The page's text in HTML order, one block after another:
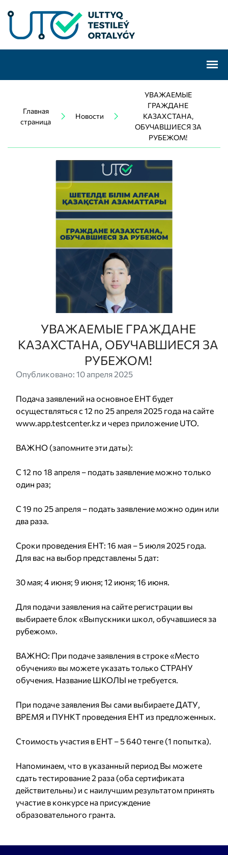
Главная
страница
Новости
УВАЖАЕМЫЕ
ГРАЖДАНЕ
КАЗАХСТАНА,
ОБУЧАВШИЕСЯ ЗА
РУБЕЖОМ!
УВАЖАЕМЫЕ ГРАЖДАНЕ
КАЗАХСТАНА, ОБУЧАВШИЕСЯ ЗА
РУБЕЖОМ!
Опубликовано: 10 апреля 2025
Подача заявлений на основное ЕНТ будет
осуществляться с 12 по 25 апреля 2025 года на сайте
www.app.testcenter.kz и через приложение UTO.
ВАЖНО (запомните эти даты):
С 12 по 18 апреля – подать заявление можно только
один раз;
С 19 по 25 апреля – подать заявление можно один или
два раза.
Сроки проведения ЕНТ: 16 мая – 5 июля 2025 года.
Для вас на выбор представлены 5 дат:
30 мая; 4 июня; 9 июня; 12 июня; 16 июня.
Для подачи заявления на сайте регистрации вы
выбираете блок «Выпускники школ, обучавшиеся за
рубежом».
ВАЖНО: При подаче заявления в строке «Место
обучения» вы можете указать только СТРАНУ
обучения. Название ШКОЛЫ не требуется.
При подаче заявления Вы сами выбираете ДАТУ,
ВРЕМЯ и ПУНКТ проведения ЕНТ из предложенных.
Стоимость участия в ЕНТ – 5 640 тенге (1 попытка).
Напоминаем, что в указанный период Вы можете
сдать тестирование 2 раза (оба сертификата
действительны) и с наилучшим результатом принять
участие в конкурсе на присуждение
образовательного гранта.